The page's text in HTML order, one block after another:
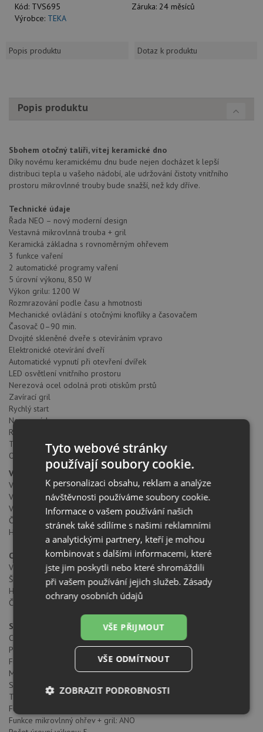
Kód: TVS695 Záruka: 24 měsíců
Výrobce: TEKA
Popis produktu Dotaz k produktu
Popis produktu
Sbohem otočný talíři, vítej keramické dno
Díky novému keramickému dnu bude nejen docházet k lepší
distribuci tepla u vašeho nádobí, ale udržování čistoty vnitřního
prostoru mikrovlnné trouby bude snažší, než kdy dříve.
Technické údaje
Řada NEO – nový moderní design
Vestavná mikrovlnná trouba + gril
Keramická základna s rovnoměrným ohřevem
3 funkce vaření
2 automatické programy vaření
5 úrovní výkonu, 850 W
Výkon grilu: 1200 W
Rozmrazování podle času a hmotnosti
Mechanické ovládání s otočnými knoflíky a časovačem
Časovač 0–90 min.
Dvojité skleněné dveře s otevíráním vpravo
Elektronické otevírání dveří
Automatické vypnutí při otevření dvířek
LED osvětlení vnitřního prostoru
Nerezová ocel odolná proti otiskům prstů
Zavírací gril
Rychlý start
Nerezová komora
Rošt s nožičkami
Tangenciální ventilace
Objem: 22 l
Vnitřní rozměry
Vnitřní výška (mm): 220
Vnitřní šířka (mm): 350
Vnitřní hloubka (mm): 280
Čistý objem (litry): 21,56
Hrubý objem (litry): 22
Celkové rozměry
Výška produktu (mm): 390
Šířka produktu (mm): 595
Hloubka produktu (mm): 334
Čistá hmotnost (kg): 23,2
Specifické vlastnosti
Certifikáty: CE/CB
Počet pečících funkcí: 3
Funkce Gril: ANO
Minutka: ANO
Sklopný gril: ANO
Tangenciální chlazení trouby: ANO
Funkce mikrovlnného ohřevu: ANO
Funkce mikrovlnný ohřev + gril: ANO
Tyto webové stránky
používají soubory cookie.
K personalizaci obsahu, reklam a analýze
návštěvnosti používáme soubory cookie.
Informace o vašem používání našich
stránek také sdílíme s našimi reklamními
a analytickými partnery, kteří je mohou
kombinovat s dalšími informacemi, které
jste jim poskytli nebo které shromáždili
při vašem používání jejich služeb.Zásady
ochrany osobních údajů
VŠE PŘIJMOUT
VŠE ODMÍTNOUT
ZOBRAZIT PODROBNOSTI
Nezbytně
nutné
Výkonové
soubory
Soubory